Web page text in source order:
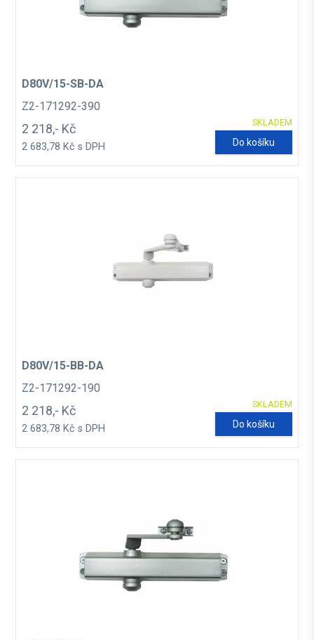
D80V/15-SB-DA
Z2-171292-390
SKLADEM
2 218,- Kč
2 683,78 Kč s DPH Do košíku
D80V/15-BB-DA
Z2-171292-190
SKLADEM
2 218,- Kč
2 683,78 Kč s DPH Do košíku